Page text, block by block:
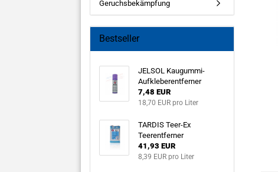
Geruchsbekämpfung
Bestseller
JELSOL Kaugummi-
Aufkleberentferner
7,48 EUR
18,70 EUR pro Liter
TARDIS Teer-Ex
Teerentferner
41,93 EUR
8,39 EUR pro Liter